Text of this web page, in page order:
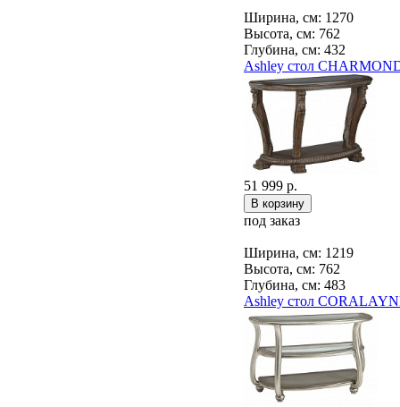
Ширина, см: 1270
Высота, см: 762
Глубина, см: 432
Ashley стол
51 999 р.
под заказ
Ширина, см: 1219
Высота, см: 762
Глубина, см: 483
Ashley стол